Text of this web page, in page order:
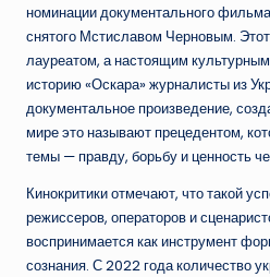
номинации документального
снятого Мстиславом Черновым.
лауреатом, а настоящим
историю «Оскара» журналисты из
документальное произведение,
мире это называют прецедентом,
темы — правду, борьбу и ценность
Кинокритики отмечают, что такой
режиссеров, операторов и
воспринимается как инструмент
сознания. С 2022 года количество